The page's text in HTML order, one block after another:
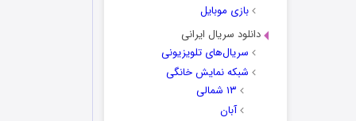
بازی موبایل
دانلود سریال ایرانی
سریال‌های تلویزیونی
شبکه نمایش خانگی
۱۳ شمالی
آبان